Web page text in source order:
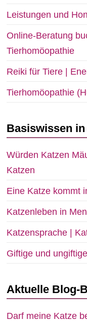
Leistungen und
Online-Beratung
Tierhomöopathie
Reiki für Tiere |
Tierhomöopathie
Basiswissen
Würden Katzen
Katzen
Eine Katze kommt
Katzenleben in
Katzensprache |
Giftige und
Aktuelle Blog-
Darf meine Katze